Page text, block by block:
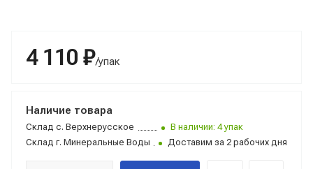
4 110 ₽/упак
Наличие товара
Склад с. Верхнерусское
В наличии: 4 упак
Склад г. Минеральные Воды Доставим за 2 рабочих дня